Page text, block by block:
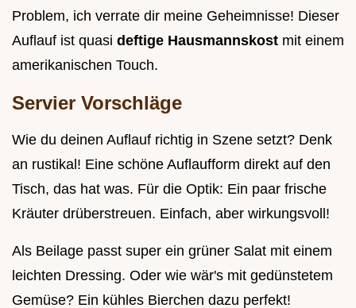
Problem, ich verrate dir meine Geheimnisse! Dieser
Auflauf ist quasi deftige Hausmannskost mit einem
amerikanischen Touch.
Servier Vorschläge
Wie du deinen Auflauf richtig in Szene setzt? Denk
an rustikal! Eine schöne Auflaufform direkt auf den
Tisch, das hat was. Für die Optik: Ein paar frische
Kräuter drüberstreuen. Einfach, aber wirkungsvoll!
Als Beilage passt super ein grüner Salat mit einem
leichten Dressing. Oder wie wär's mit gedünstetem
Gemüse? Ein kühles Bierchen dazu perfekt!